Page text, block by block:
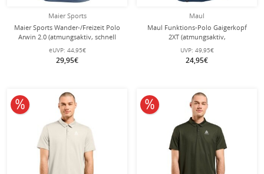
Maier Sports
Maier Sports Wander-/Freizeit Polo
Arwin 2.0 (atmungsaktiv, schnell
trocknend) ensignblau Herren
eUVP: 44,95€
29,95€
Maul
Maul Funktions-Polo Gaigerkopf
2XT (atmungsaktiv,
schnelltrocknend, dauerhaft frisch
durch Polygiene) dunkelblau Herren
UVP: 49,95€
24,95€
10% reduziert 10% reduziert